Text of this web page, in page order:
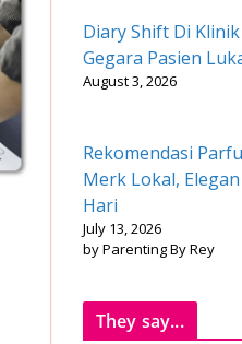
Diary Shift Di
Gegara Pasien
August 3, 2026
Rekomendasi
Merk Lokal,
Hari
July 13, 2026
by Parenting By Rey
They say...